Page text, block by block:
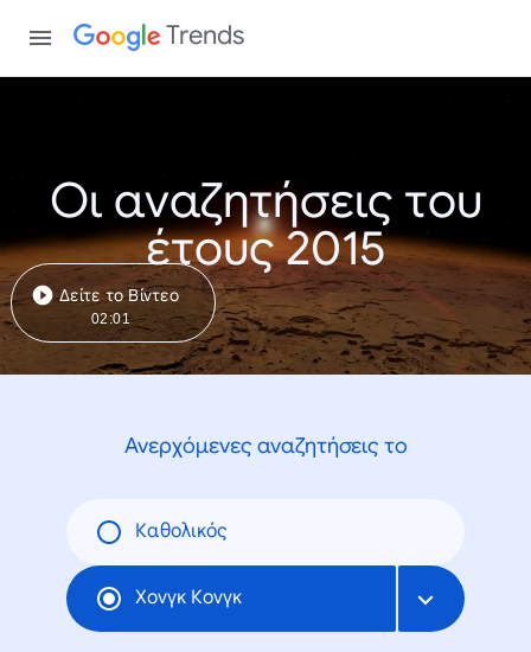
Trends
Οι αναζητήσεις του
έτους 2015
Δείτε το Βίντεο
02:01
Ανερχόμενες αναζητήσεις το
Καθολικός
Χονγκ Κονγκ